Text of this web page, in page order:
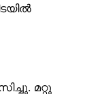
മറ്റു